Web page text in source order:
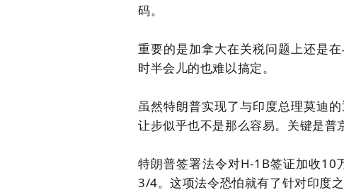
码。
重要的是加拿大在关税问题上还是
时半会儿的也难以搞定。
虽然特朗普实现了与印度总理莫迪
让步似乎也不是那么容易。关键是普
特朗普签署法令对H-1B签证加收10
3/4。这项法令恐怕就有了针对印度之